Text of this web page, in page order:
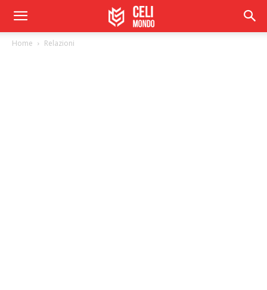
Home Relazioni